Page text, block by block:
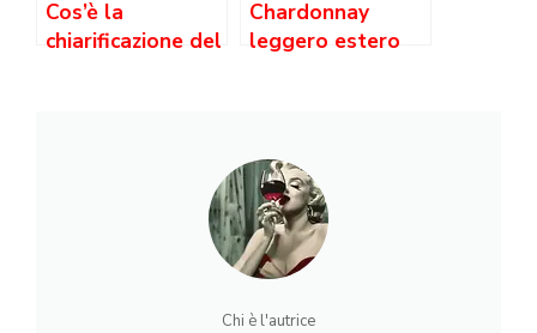
Cos’è la
chiarificazione del
Chardonnay
leggero estero
Chi è l'autrice